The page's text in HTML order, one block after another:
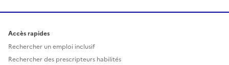
Accès rapides
Rechercher un emploi inclusif
Rechercher des prescripteurs habilités